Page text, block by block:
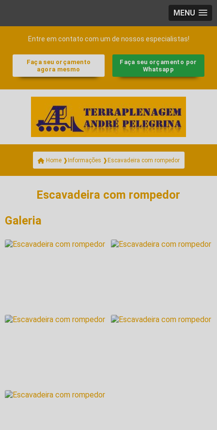
MENU
Entre em contato com um de nossos especialistas!
Faça seu orçamento
agora mesmo
Faça seu orçamento por
Whatsapp
Home ❱ Informações ❱ Escavadeira com rompedor
Escavadeira com rompedor
Galeria